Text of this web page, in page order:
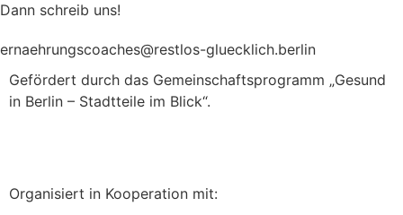
Dann schreib uns!
ernaehrungscoaches@restlos-gluecklich.berlin
Gefördert durch das Gemeinschaftsprogramm „Gesund
in Berlin – Stadtteile im Blick“.
Organisiert in Kooperation mit: